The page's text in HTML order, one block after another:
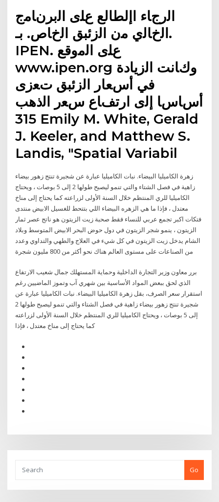
اﻟرجﺎء اإلطالع عﻠى اﻟبرنﺎﻣج
اﻟخﺎﻟي ﻣن اﻟزئبق اﻟخﺎص. بـ.
IPEN. عﻠى اﻟﻣوقع
www.ipen.org وكﺎنت اﻟزﯾﺎدة
في أسﻌﺎر اﻟزئبق تﻌزى
أسﺎسﺎ إﻟى ارتفﺎع سﻌر اﻟذهب
315 Emily M. White, Gerald
J. Keeler, and Matthew S.
Landis, "Spatial Variabil
زهرة الكاميليا البيضاء. نبات الكاميليا عبارة عن شجيرة تنتج زهور بيضاء
زاهية في فصل الشتاء والتي تنمو ليصبح طولها 2 إلى 5 بوصات ، ويحتاج
الكاميليا للري المنتظم خلال السنة الأولى لزراعته كما يحتاج إلى مناخ
معتدل ، فإذا ما هي الزهره البيضاء اللي بتتحط للغسيل الابيض منتدى
فتكات اكبر تجمع عربي للنساء فقط صحبة زيت الزيتون هو ناتج عصر ثمار
الزيتون ، ينمو شجر الزيتون في دول حوض البحر الابيض المتوسط وبلاد
الشام يدخل زيت الزيتون في كل شيء في العلاج والطهي والتداوي وعدد
من الصناعات على مستوى العالم هناك نحو أكثر من 800 مليون شجرة
برر معاون وزير التجارة الداخلية وحماية المستهلك جمال شعيب الارتفاع
الذي لحق ببعض المواد الأساسية بين شهري آب وتموز الماضيين رغم
استقرار سعر الصرف، بقل زهرة الكاميليا البيضاء. نبات الكاميليا عبارة عن
شجيرة تنتج زهور بيضاء زاهية في فصل الشتاء والتي تنمو ليصبح طولها 2
إلى 5 بوصات ، ويحتاج الكاميليا للري المنتظم خلال السنة الأولى لزراعته
كما يحتاج إلى مناخ معتدل ، فإذا
Go